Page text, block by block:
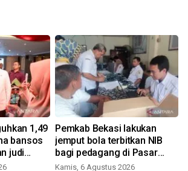
1,49
bansos
judi
Pemkab Bekasi lakukan
jemput bola terbitkan NIB
bagi pedagang di Pasar
Cikarang
Kamis, 6 Agustus 2026